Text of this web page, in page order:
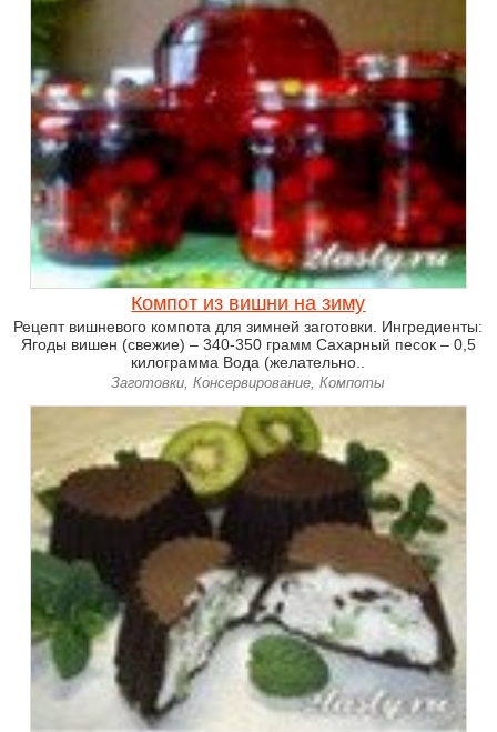
Компот из вишни на зиму
Рецепт вишневого компота для зимней заготовки. Ингредиенты:
Ягоды вишен (свежие) – 340-350 грамм Сахарный песок – 0,5
килограмма Вода (желательно..
Заготовки, Консервирование, Компоты